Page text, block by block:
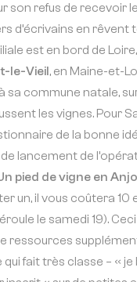
son refus de recevoir
d’écrivains en rêvent
est en bord de
le-Vieil, en Maine-et-
sa commune natale,
les vignes. Pour
de la bonne
lancement de
pied de vigne en
un, il vous coûtera 10
le samedi 19).
ressources
fait très classe – « je